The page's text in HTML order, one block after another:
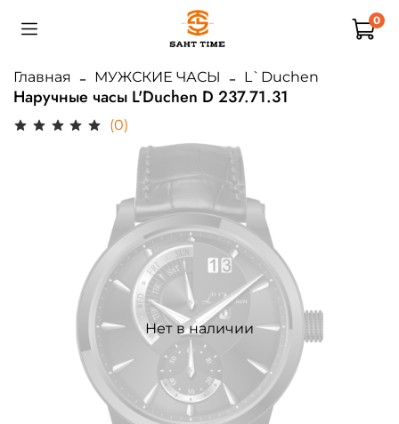
0
Главная МУЖСКИЕ ЧАСЫ L`Duchen
Наручные часы L'Duchen D 237.71.31
(0)
Нет в наличии